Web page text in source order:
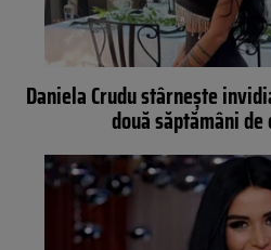
Daniela Crudu stârnește
două săptămâni de